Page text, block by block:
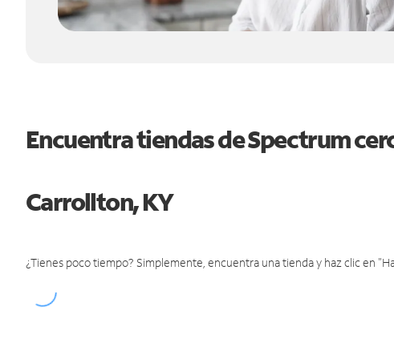
Encuentra tiendas de Spectrum
Carrollton, KY
¿Tienes poco tiempo? Simplemente, encuentra una tienda y haz clic en